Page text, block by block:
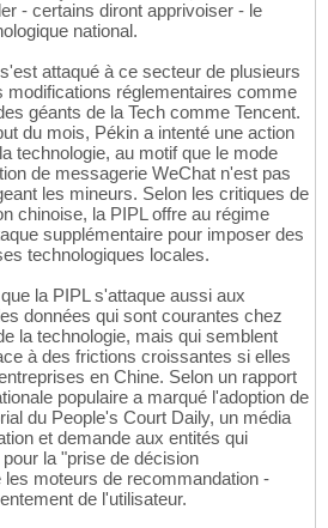
- certains diront apprivoiser - le
national.
attaqué à ce secteur de plusieurs
modifications réglementaires comme
géants de la Tech comme Tencent.
du mois, Pékin a intenté une action
technologie, au motif que le mode
de messagerie WeChat n'est pas
les mineurs. Selon les critiques de
chinoise, la PIPL offre au régime
supplémentaire pour imposer des
technologiques locales.
la PIPL s'attaque aussi aux
données qui sont courantes chez
la technologie, mais qui semblent
à des frictions croissantes si elles
en Chine. Selon un rapport
populaire a marqué l'adoption de
du People's Court Daily, un média
et demande aux entités qui
la "prise de décision
moteurs de recommandation -
de l'utilisateur.